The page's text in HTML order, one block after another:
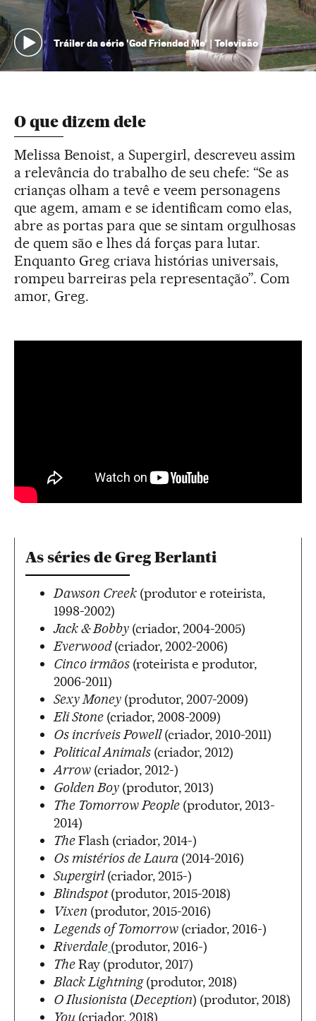
Tráiler da série 'God Friended Me' | Televisão
O que dizem dele
Melissa Benoist, a Supergirl, descreveu assim
a relevância do trabalho de seu chefe: “Se as
crianças olham a tevê e veem personagens
que agem, amam e se identificam como elas,
abre as portas para que se sintam orgulhosas
de quem são e lhes dá forças para lutar.
Enquanto Greg criava histórias universais,
rompeu barreiras pela representação”. Com
amor, Greg.
As séries de Greg Berlanti
Dawson Creek (produtor e roteirista,
1998-2002)
Jack & Bobby (criador, 2004-2005)
Everwood(criador, 2002-2006)
Cinco irmãos (roteirista e produtor,
2006-2011)
Sexy Money (produtor, 2007-2009)
Eli Stone (criador, 2008-2009)
Os incríveis Powell(criador, 2010-2011)
Political Animals (criador, 2012)
Arrow (criador, 2012-)
Golden Boy (produtor, 2013)
The Tomorrow People (produtor, 2013-
2014)
TheFlash (criador, 2014-)
Os mistérios de Laura (2014-2016)
Supergirl(criador, 2015-)
Blindspot(produtor, 2015-2018)
Vixen (produtor, 2015-2016)
Legends of Tomorrow (criador, 2016-)
Riverdale (produtor, 2016-)
TheRay (produtor, 2017)
Black Lightning(produtor, 2018)
O Ilusionista (Deception) (produtor, 2018)
You (criador, 2018)